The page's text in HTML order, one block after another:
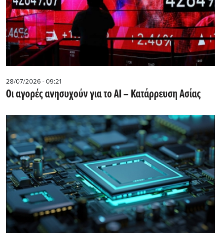
28/07/2026 - 09:21
Οι αγορές ανησυχούν για το AI – Κατάρρευση Ασίας